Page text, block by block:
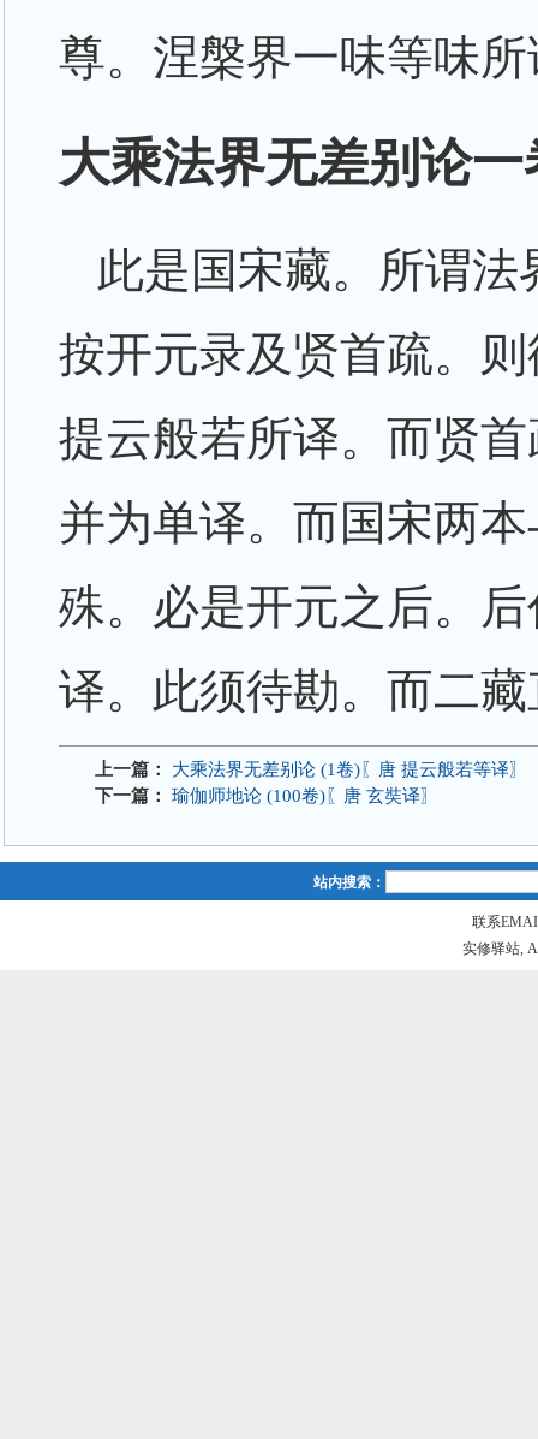
尊。涅槃界一味等味
大乘法界无差别论一
此是国宋藏。所谓
按开元录及贤首疏。
提云般若所译。而贤
并为单译。而国宋两
殊。必是开元之后。
译。此须待勘。而二
上一篇：
大乘法界无差别论 (1卷)〖唐 提云般若等译〗
下一篇：
瑜伽师地论 (100卷)〖唐 玄奘译〗
站内搜索：
联系
实修驿站,